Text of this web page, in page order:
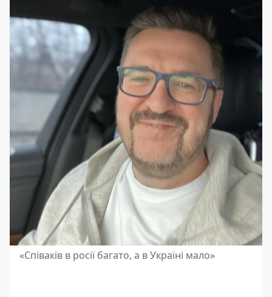
«Співаків в росії багато, а в Україні мало»